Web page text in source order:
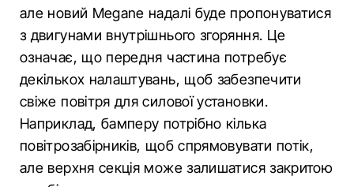
але новий Megane надалі буде пропонуватися
з двигунами внутрішнього згоряння. Це
означає, що передня частина потребує
декількох налаштувань, щоб забезпечити
свіже повітря для силової установки.
Наприклад, бамперу потрібно кілька
повітрозабірників, щоб спрямовувати потік,
але верхня секція може залишатися закритою